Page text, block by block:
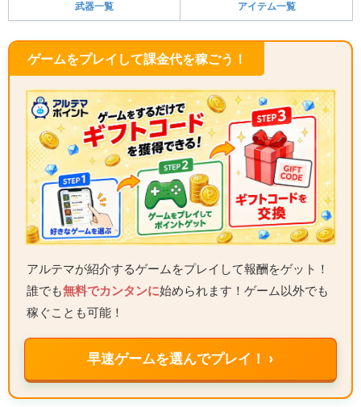
武器一覧 アイテム一覧
ゲームをプレイして課金代を稼ごう！
アルテマが紹介するゲームをプレイして報酬をゲット！
誰でも無料でカンタンに始められます！ゲーム以外でも
稼ぐことも可能！
早速ゲームを選んでプレイ！ ›